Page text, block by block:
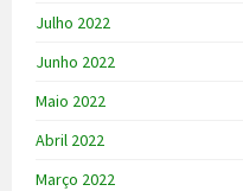
Julho 2022
Junho 2022
Maio 2022
Abril 2022
Março 2022